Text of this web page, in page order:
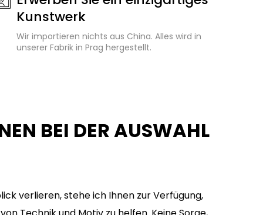
Kunstwerk
Wir importieren nichts aus China. Alles wird in
unserer Fabrik in Prag hergestellt.
BEI DER AUSWAHL
verlieren, stehe ich Ihnen zur Verfügung,